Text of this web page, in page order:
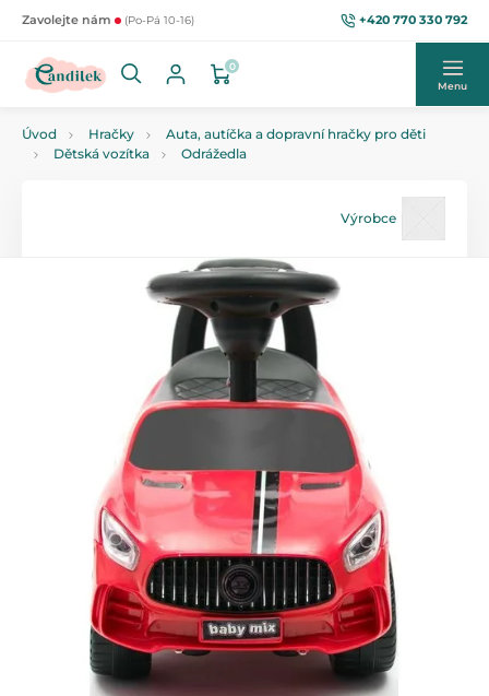
Zavolejte nám (Po-Pá 10-16) +420 770 330 792
0
Menu
Úvod Hračky
Auta, autíčka a dopravní hračky pro děti
Dětská vozítka
Odrážedla
Výrobce